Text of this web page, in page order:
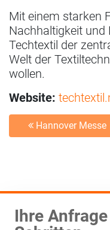
Mit einem starken
Nachhaltigkeit und
Techtextil der
Welt der
wollen.
Website:
Hannover Messe
Ihre